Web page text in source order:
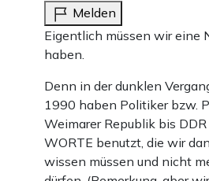
Melden
Eigentlich müssen wir eine
haben.
Denn in der dunklen
1990 haben Politiker bzw.
Weimarer Republik bis
WORTE benutzt, die wir
wissen müssen und nicht